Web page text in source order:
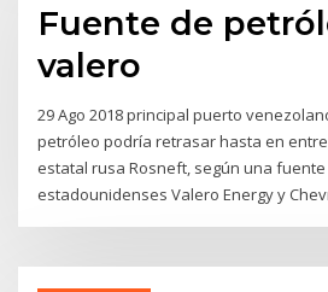
Fuente de
valero
29 Ago 2018 principal puerto
petróleo podría retrasar hasta en
estatal rusa Rosneft, según una
estadounidenses Valero Energy y